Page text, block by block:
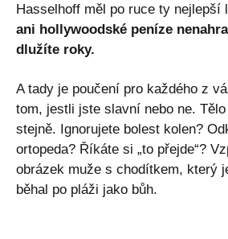
Hasselhoff měl po ruce ty nejlepší
ani hollywoodské peníze
dlužíte roky.
A tady je poučení pro každého z
tom, jestli jste slavní nebo ne.
stejně. Ignorujete bolest kolen?
ortopeda? Říkáte si „to přejde“?
obrázek muže s chodítkem, který
běhal po pláži jako bůh.